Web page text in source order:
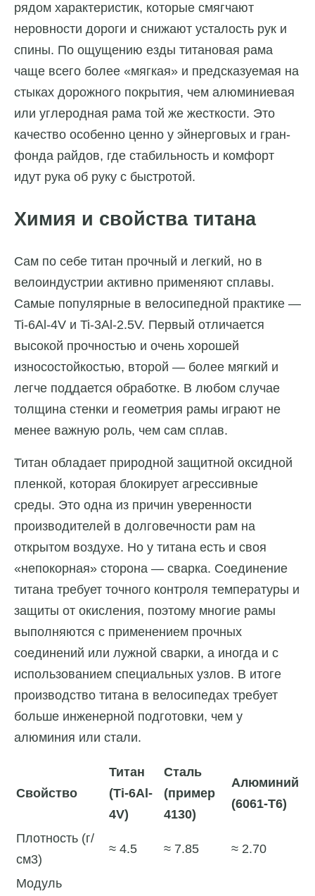
рядом характеристик, которые смягчают
неровности дороги и снижают усталость рук и
спины. По ощущению езды титановая рама
чаще всего более «мягкая» и предсказуемая на
стыках дорожного покрытия, чем алюминиевая
или углеродная рама той же жесткости. Это
качество особенно ценно у эйнерговых и гран-
фонда райдов, где стабильность и комфорт
идут рука об руку с быстротой.
Химия и свойства титана
Сам по себе титан прочный и легкий, но в
велоиндустрии активно применяют сплавы.
Самые популярные в велосипедной практике —
Ti-6Al-4V и Ti-3Al-2.5V. Первый отличается
высокой прочностью и очень хорошей
износостойкостью, второй — более мягкий и
легче поддается обработке. В любом случае
толщина стенки и геометрия рамы играют не
менее важную роль, чем сам сплав.
Титан обладает природной защитной оксидной
пленкой, которая блокирует агрессивные
среды. Это одна из причин уверенности
производителей в долговечности рам на
открытом воздухе. Но у титана есть и своя
«непокорная» сторона — сварка. Соединение
титана требует точного контроля температуры и
защиты от окисления, поэтому многие рамы
выполняются с применением прочных
соединений или лужной сварки, а иногда и с
использованием специальных узлов. В итоге
производство титана в велосипедах требует
больше инженерной подготовки, чем у
алюминия или стали.
Свойство
Титан
(Ti-6Al-
4V)
Сталь
(пример
4130)
Алюминий
(6061-T6)
Плотность (г/
см3)
≈ 4.5 ≈ 7.85 ≈ 2.70
Модуль